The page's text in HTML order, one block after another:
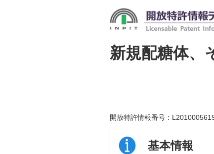
新規配糖体、
開放特許情報番号：
基本情報